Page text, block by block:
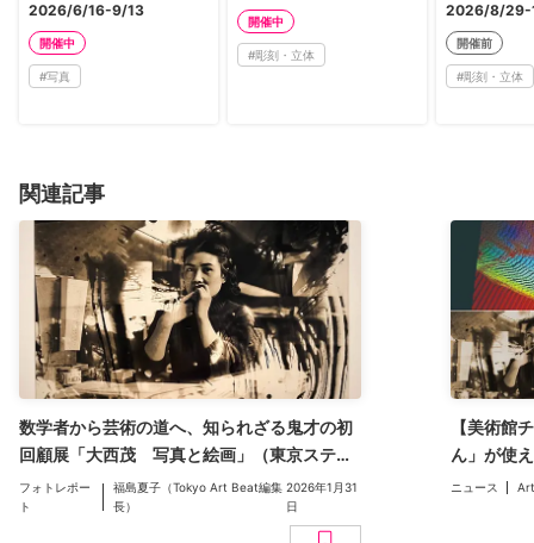
2026/6/16-9/13
開催中
#写真
開催中
#彫刻・立体
2026/8/29-
開催前
#彫刻・立体
関連記事
数学者から芸術の道へ、知られざる鬼才の初
回顧展「大西茂 写真と絵画」（東京ステー
ションギャラリー）レポート。位相数学（ト
ポロジー）を応用した独自の創造とは
フォトレポー
ト
福島夏子（Tokyo Art Beat編集
長）
2026年1月31
日
【美術館
ん」が使
えない世
ニュース